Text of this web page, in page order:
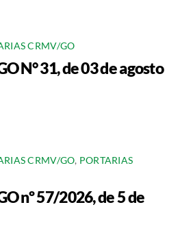
CRMV/GO
N° 31, de 03 de agosto
CRMV/GO, PORTARIAS
nº 57/2026, de 5 de